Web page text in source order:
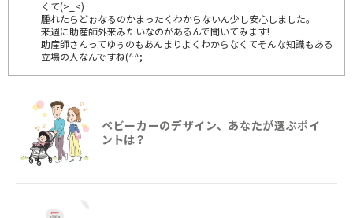
くて(>_<)
腫れたらどぉなるのかまったくわからないん少し安心しました。
来週に助産師外来みたいなのがあるんで聞いてみます!
助産師さんってゆぅのもあんまりよくわからなくてそんな知識もある
立場の人なんですね(^^;
ベビーカーのデザイン、あなたが選ぶポイ
ントは？